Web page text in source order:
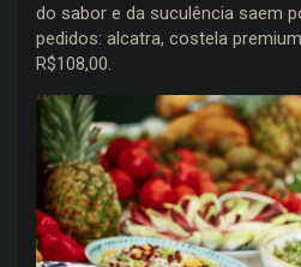
do sabor e da suculência saem
pedidos: alcatra, costela
R$108,00.